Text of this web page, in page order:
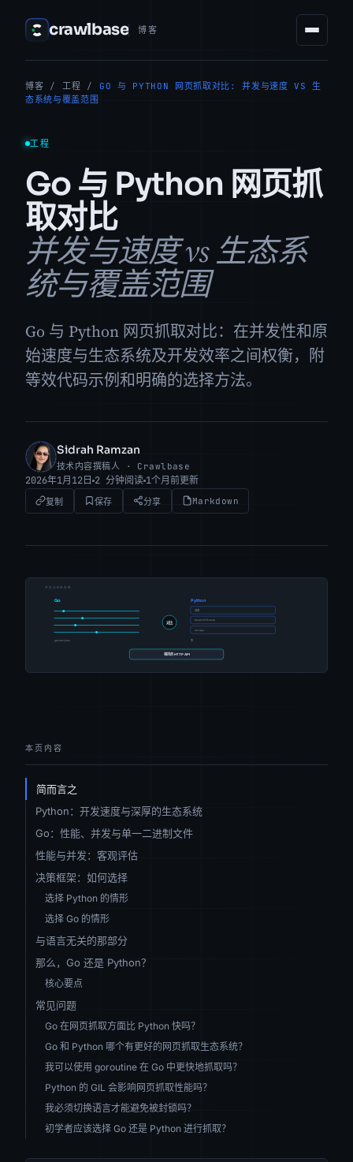
crawlbase 博客
博客 / 工程 /
GO 与 PYTHON 网页抓取对比: 并发与速度 VS 生
态系统与覆盖范围
工程
Go 与 Python 网页抓
取对比
并发与速度 vs 生态系
统与覆盖范围
Go 与 Python 网页抓取对比：在并发性和原
始速度与生态系统及开发效率之间权衡，附
等效代码示例和明确的选择方法。
SR
Sidrah Ramzan
技术内容撰稿人 · Crawlbase
2026年1月12日 2 分钟阅读 1个月前更新
复制 保存 分享 Markdown
本页内容
简而言之
Python：开发速度与深厚的生态系统
Go：性能、并发与单一二进制文件
性能与并发：客观评估
决策框架：如何选择
选择 Python 的情形
选择 Go 的情形
与语言无关的那部分
那么，Go 还是 Python？
核心要点
常见问题
Go 在网页抓取方面比 Python 快吗？
Go 和 Python 哪个有更好的网页抓取生态系统？
我可以使用 goroutine 在 Go 中更快地抓取吗？
Python 的 GIL 会影响网页抓取性能吗？
我必须切换语言才能避免被封锁吗？
初学者应该选择 Go 还是 Python 进行抓取？